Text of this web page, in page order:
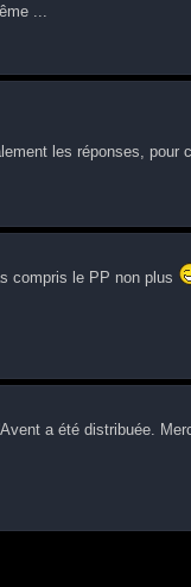
...
les réponses,
compris le PP non plus
a été distribuée.